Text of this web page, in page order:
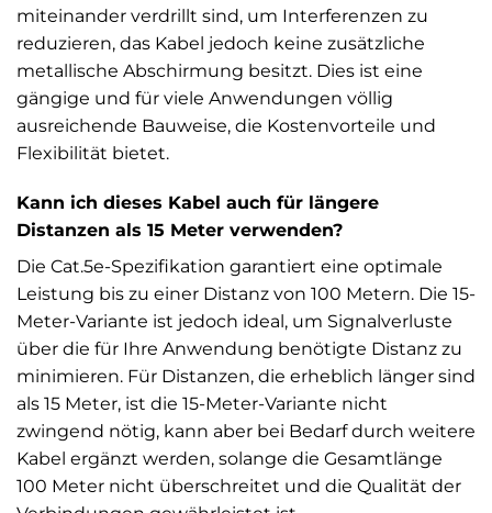
miteinander verdrillt sind, um Interferenzen zu
reduzieren, das Kabel jedoch keine zusätzliche
metallische Abschirmung besitzt. Dies ist eine
gängige und für viele Anwendungen völlig
ausreichende Bauweise, die Kostenvorteile und
Flexibilität bietet.
Kann ich dieses Kabel auch für längere
Distanzen als 15 Meter verwenden?
Die Cat.5e-Spezifikation garantiert eine optimale
Leistung bis zu einer Distanz von 100 Metern. Die 15-
Meter-Variante ist jedoch ideal, um Signalverluste
über die für Ihre Anwendung benötigte Distanz zu
minimieren. Für Distanzen, die erheblich länger sind
als 15 Meter, ist die 15-Meter-Variante nicht
zwingend nötig, kann aber bei Bedarf durch weitere
Kabel ergänzt werden, solange die Gesamtlänge
100 Meter nicht überschreitet und die Qualität der